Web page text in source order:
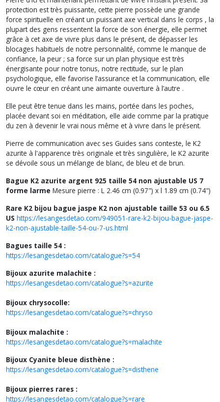
protection est très puissante, cette pierre possède une grande
force spirituelle en créant un puissant axe vertical dans le corps , la
plupart des gens ressentent la force de son énergie, elle permet
grâce à cet axe de vivre plus dans le présent, de dépasser les
blocages habituels de notre personnalité, comme le manque de
confiance, la peur ; sa force sur un plan physique est très
énergisante pour notre tonus, notre rectitude, sur le plan
psychologique, elle favorise l’assurance et la communication, elle
ouvre le cœur en créant une aimante ouverture à l’autre .
Elle peut être tenue dans les mains, portée dans les poches,
placée devant soi en méditation, elle aide comme par la pratique
du zen à devenir le vrai nous même et à vivre dans le présent.
Pierre de communication avec ses Guides sans conteste, le K2
azurite à l'apparence très originale et très singulière, le K2 azurite
se dévoile sous un mélange de blanc, de bleu et de brun.
Bague K2 azurite argent 925 taille 54 non ajustable US 7
forme larme Mesure pierre : L 2.46 cm (0.97") x l 1.89 cm (0.74")
Rare K2 bijou bague jaspe K2 non ajustable taille 53 ou 6.5
US https://lesangesdetao.com/949051-rare-k2-bijou-bague-jaspe-
k2-non-ajustable-taille-54-ou-7-us.html
Bagues taille 54 :
https://lesangesdetao.com/catalogue?s=54
Bijoux azurite malachite :
https://lesangesdetao.com/catalogue?s=azurite
Bijoux chrysocolle:
https://lesangesdetao.com/catalogue?s=chryso
Bijoux malachite :
https://lesangesdetao.com/catalogue?s=malachite
Bijoux Cyanite bleue disthène :
https://lesangesdetao.com/catalogue?s=disthene
Bijoux pierres rares :
https://lesangesdetao.com/catalogue?s=rare